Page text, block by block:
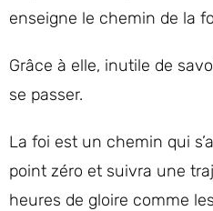
enseigne le chemin de la
Grâce à elle, inutile de
se passer.
La foi est un chemin qui
point zéro et suivra une
heures de gloire comme